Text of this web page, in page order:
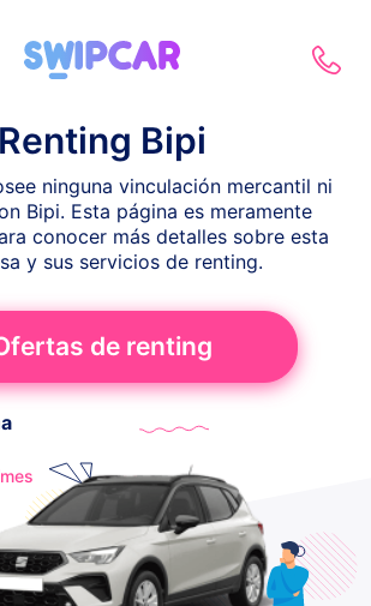
Renting Bipi
ninguna vinculación mercantil ni
Bipi. Esta página es meramente
conocer más detalles sobre esta
y sus servicios de renting.
de renting